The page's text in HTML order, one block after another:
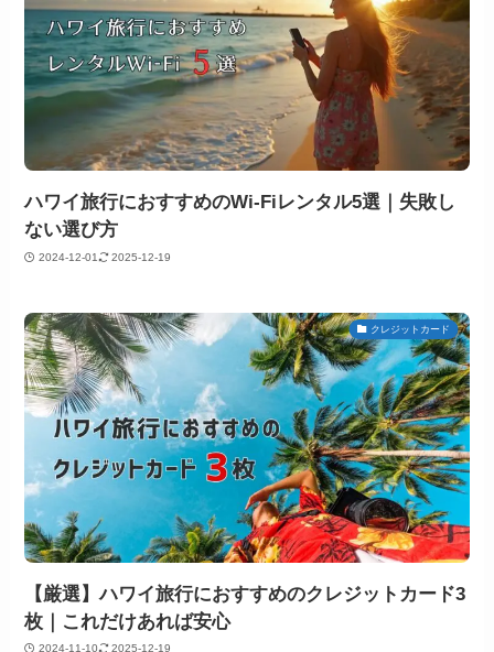
ハワイ旅行におすすめのWi-Fiレンタル5選｜失敗し
ない選び方
2024-12-01 2025-12-19
クレジットカード
【厳選】ハワイ旅行におすすめのクレジットカード3
枚｜これだけあれば安心
2024-11-10 2025-12-19